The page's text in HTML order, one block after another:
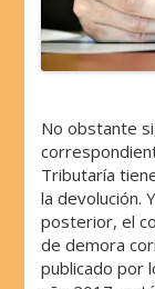
No obstante
Tributaría
la devolución.
posterior, el
de demora
publicado por